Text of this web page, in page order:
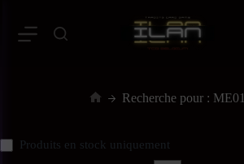
Recherche pour : ME01
Produits en stock uniquement